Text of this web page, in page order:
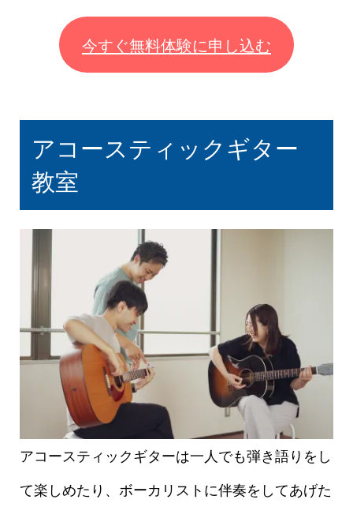
今すぐ無料体験に申し込む
アコースティックギター
教室
アコースティックギターは一人でも弾き語りをし
て楽しめたり、ボーカリストに伴奏をしてあげた